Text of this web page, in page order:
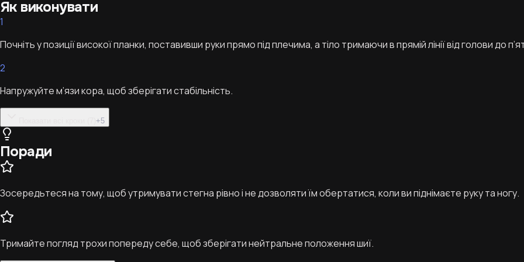
Як виконувати
1
Почніть у позиції високої планки, поставивши руки прямо під плечима, а тіло тримаючи в прямій лінії від голови до
2
Напружуйте м’язи кора, щоб зберігати стабільність.
+5
Поради
Зосередьтеся на тому, щоб утримувати стегна рівно і не дозволяти їм обертатися, коли ви піднімаєте руку та ногу.
Тримайте погляд трохи попереду себе, щоб зберігати нейтральне положення шиї.